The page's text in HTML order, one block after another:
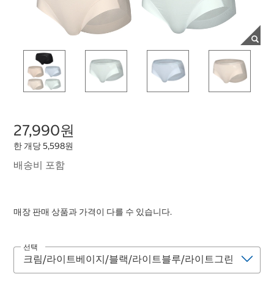
27,990원
한 개당 5,598원
배송비 포함
매장 판매 상품과 가격이 다를 수 있습니다.
선택